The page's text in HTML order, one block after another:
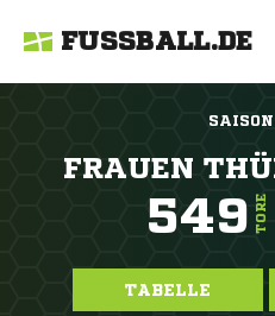
FUSSBALL.DE
FRAUEN
549 TORE
TABELLE